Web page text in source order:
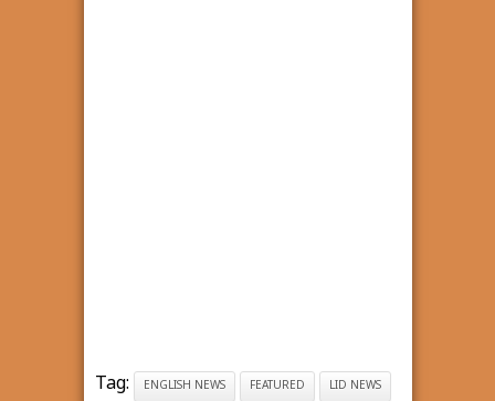
Tag: ENGLISH NEWS FEATURED LID NEWS